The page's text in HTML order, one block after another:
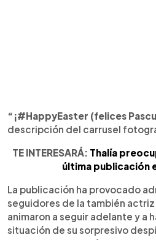
“¡#HappyEaster (felices
descripción del carrusel
TE INTERESARÁ: Thalía
última publicación
La publicación ha provocado
seguidores de la también
animaron a seguir adelante y a
situación de su sorpresivo